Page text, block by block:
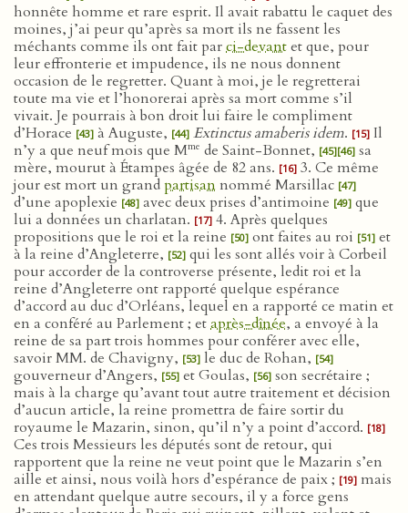
honnête homme et rare esprit. Il avait rabattu le caquet des
moines, j’ai peur qu’après sa mort ils ne fassent les
méchants comme ils ont fait parci-devantet que, pour
leur effronterie et impudence, ils ne nous donnent
occasion de le regretter. Quant à moi, je le regretterai
toute ma vie et l’honorerai après sa mort comme s’il
vivait. Je pourrais à bon droit lui faire le compliment
d’Horace [43] à Auguste, [44] Extinctus amaberis idem. [15] Il
n’y a que neuf mois que Mme de Saint-Bonnet, [45][46] sa
mère, mourut à Étampes âgée de 82 ans. [16] 3. Ce même
jour est mort un grandpartisannommé Marsillac [47]
d’une apoplexie [48] avec deux prises d’antimoine [49] que
lui a données un charlatan. [17] 4. Après quelques
propositions que le roi et la reine [50] ont faites au roi [51] et
à la reine d’Angleterre, [52] qui les sont allés voir à Corbeil
pour accorder de la controverse présente, ledit roi et la
reine d’Angleterre ont rapporté quelque espérance
d’accord au duc d’Orléans, lequel en a rapporté ce matin et
en a conféré au Parlement ; etaprès-dînée, a envoyé à la
reine de sa part trois hommes pour conférer avec elle,
savoir MM. de Chavigny, [53] le duc de Rohan, [54]
gouverneur d’Angers, [55] et Goulas, [56] son secrétaire ;
mais à la charge qu’avant tout autre traitement et décision
d’aucun article, la reine promettra de faire sortir du
royaume le Mazarin, sinon, qu’il n’y a point d’accord. [18]
Ces trois Messieurs les députés sont de retour, qui
rapportent que la reine ne veut point que le Mazarin s’en
aille et ainsi, nous voilà hors d’espérance de paix ; [19] mais
en attendant quelque autre secours, il y a force gens